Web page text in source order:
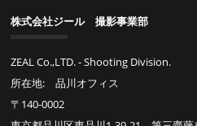
株式会社ジール 撮影事業部
ZEAL Co.,LTD. - Shooting Division.
所在地: 品川オフィス
〒140-0002